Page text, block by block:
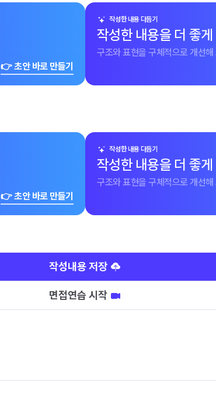
👉 초안 바로 만들기
작성한 내용 다듬기
작성한 내용을 더 좋
구조와 표현을 구체적으로 개선해
👉 초안 바로 만들기
작성한 내용 다듬기
작성한 내용을 더 좋
구조와 표현을 구체적으로 개선해
작성내용 저장
면접연습 시작